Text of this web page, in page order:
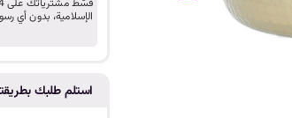
الإسلامية، بدون أي
استلم طلبك